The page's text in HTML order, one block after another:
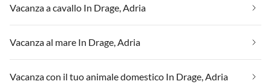
Vacanza a cavallo In Drage, Adria
Vacanza al mare In Drage, Adria
Vacanza con il tuo animale domestico In Drage, Adria